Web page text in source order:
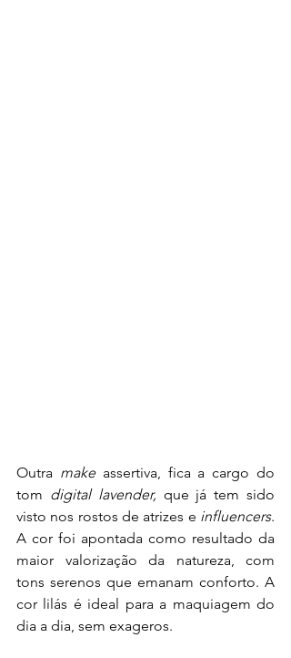
Outra make assertiva, fica a cargo do
tom digital lavender, que já tem sido
visto nos rostos de atrizes e influencers.
A cor foi apontada como resultado da
maior valorização da natureza, com
tons serenos que emanam conforto. A
cor lilás é ideal para a maquiagem do
dia a dia, sem exageros.